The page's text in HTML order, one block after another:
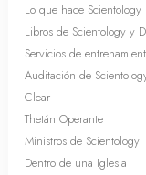
Lo que hace
Libros de Scientology y
Servicios de
Auditación de
Clear
Thetán Operante
Ministros de Scientology
Dentro de una Iglesia